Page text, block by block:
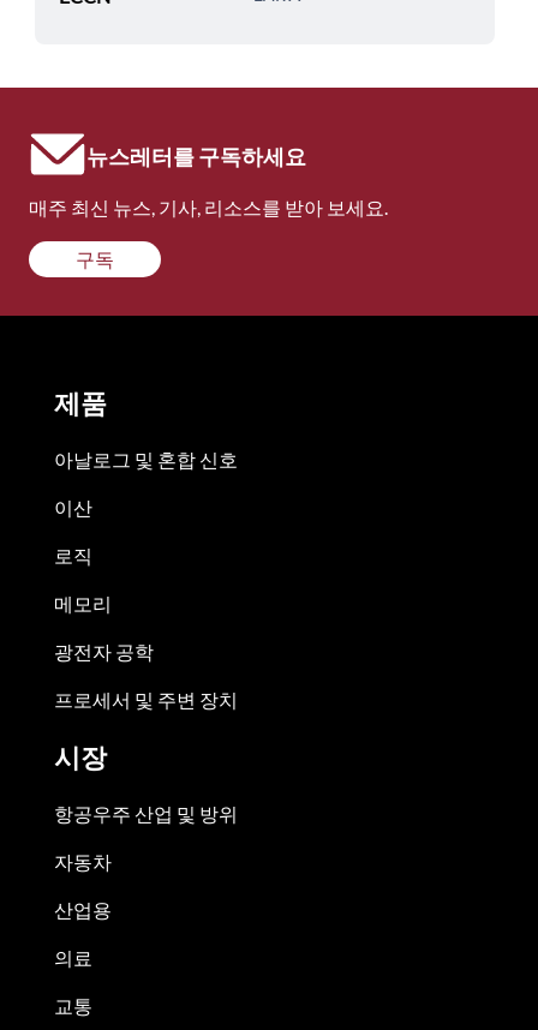
뉴스레터를 구독하세요
매주 최신 뉴스, 기사, 리소스를 받아 보세요.
구독
제품
아날로그 및 혼합 신호
이산
로직
메모리
광전자 공학
프로세서 및 주변 장치
시장
항공우주 산업 및 방위
자동차
산업용
의료
교통